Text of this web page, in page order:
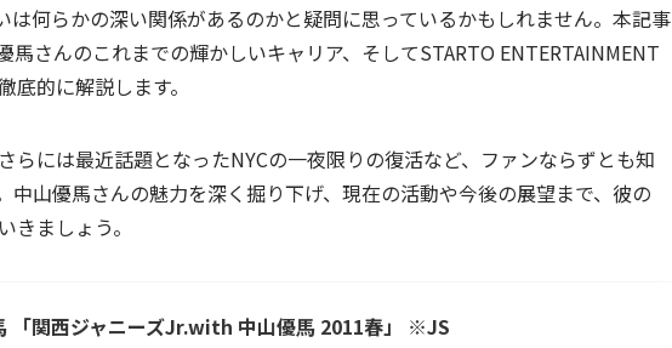
何らかの深い関係があるのかと疑問に思っているかもしれません。本記事
馬さんのこれまでの輝かしいキャリア、そしてSTARTO ENTERTAINMENT
的に解説します。
らには最近話題となったNYCの一夜限りの復活など、ファンならずとも知
中山優馬さんの魅力を深く掘り下げ、現在の活動や今後の展望まで、彼の
きましょう。
「関西ジャニーズJr.with 中山優馬 2011春」 ※JS